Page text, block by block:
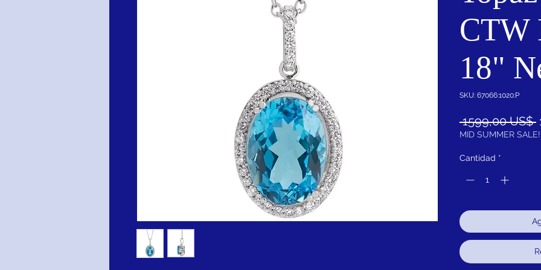
CTW
18"
SKU: 67066:1020:P
1599,00 US$
MID SUMMER SALE!
Cantidad *